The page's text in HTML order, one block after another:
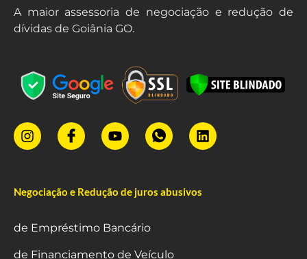
A maior assessoria de negociação e redução de
dívidas de Goiânia GO.
Negociação e Redução de juros abusivos
de Empréstimo Bancário
de Financiamento de Veículo